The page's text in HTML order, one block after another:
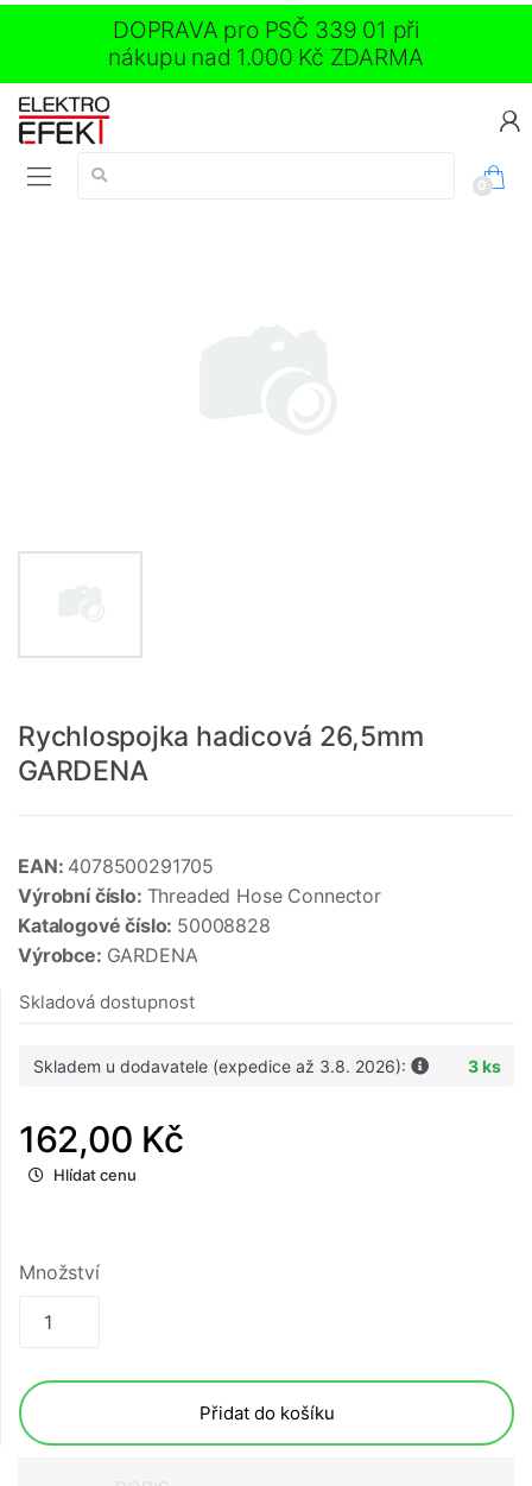
DOPRAVA pro PSČ 339 01 při
nákupu nad 1.000 Kč ZDARMA
Vyhledávání:
0
Rychlospojka hadicová 26,5mm
GARDENA
EAN: 4078500291705
Výrobní číslo: Threaded Hose Connector
Katalogové číslo: 50008828
Výrobce: GARDENA
Skladová dostupnost
Skladem u dodavatele (expedice až 3.8. 2026): 3 ks
162,00 Kč
Hlídat cenu
Množství
Přidat do košíku